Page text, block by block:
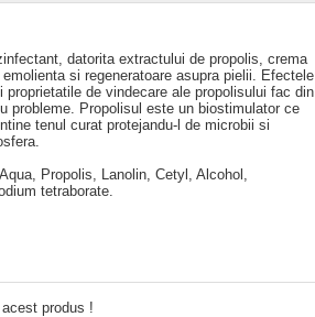
datorita extractului de propolis, crema
si regeneratoare asupra pielii. Efectele
de vindecare ale propolisului fac din
probleme. Propolisul este un biostimulator ce
tenul curat protejandu-l de microbii si
Propolis, Lanolin, Cetyl, Alcohol,
tetraborate.
produs !